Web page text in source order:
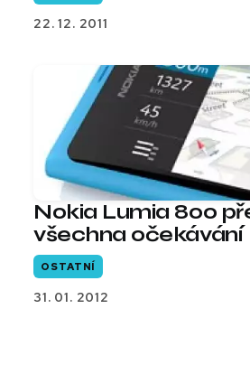
22. 12. 2011
Nokia Lumia 800
všechna očekávání
OSTATNÍ
31. 01. 2012